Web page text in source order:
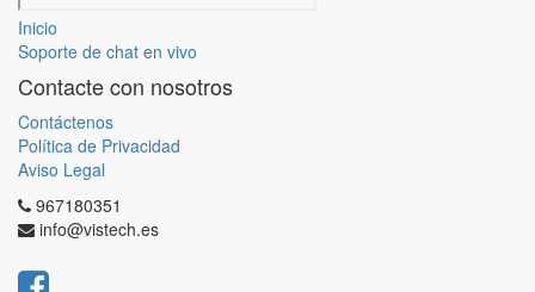
Inicio
Soporte de chat en vivo
Contacte con nosotros
Contáctenos
Política de Privacidad
Aviso Legal
967180351
info@vistech.es